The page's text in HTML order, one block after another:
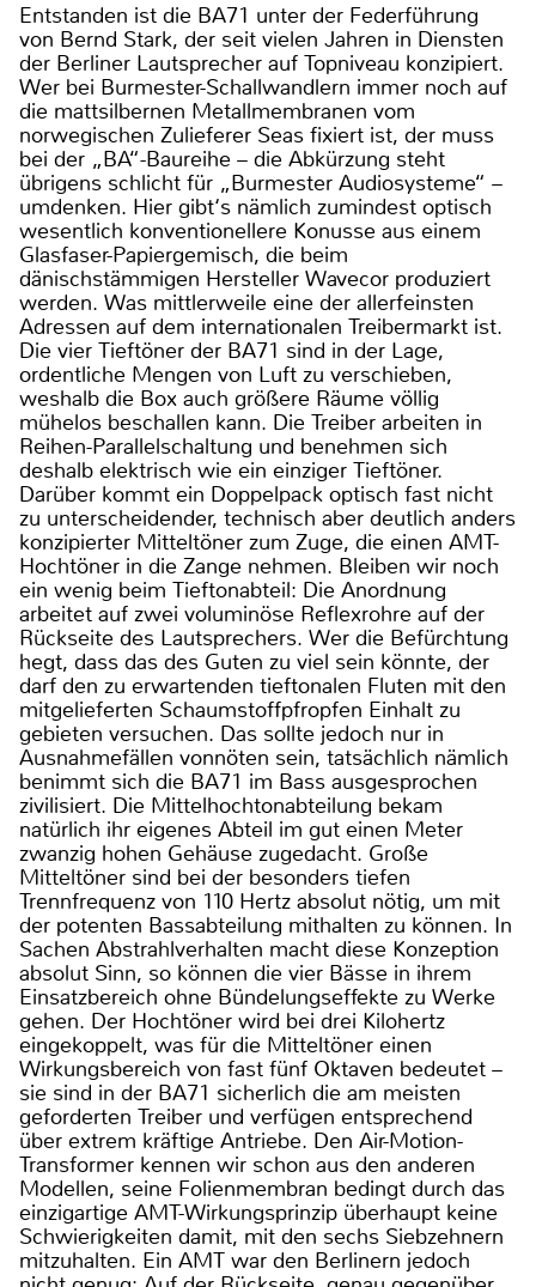
Entstanden ist die BA71 unter der Federführung
von Bernd Stark, der seit vielen Jahren in Diensten
der Berliner Lautsprecher auf Topniveau konzipiert.
Wer bei Burmester-Schallwandlern immer noch auf
die mattsilbernen Metallmembranen vom
norwegischen Zulieferer Seas fixiert ist, der muss
bei der „BA“-Baureihe – die Abkürzung steht
übrigens schlicht für „Burmester Audiosysteme“ –
umdenken. Hier gibt‘s nämlich zumindest optisch
wesentlich konventionellere Konusse aus einem
Glasfaser-Papiergemisch, die beim
dänischstämmigen Hersteller Wavecor produziert
werden. Was mittlerweile eine der allerfeinsten
Adressen auf dem internationalen Treibermarkt ist.
Die vier Tieftöner der BA71 sind in der Lage,
ordentliche Mengen von Luft zu verschieben,
weshalb die Box auch größere Räume völlig
mühelos beschallen kann. Die Treiber arbeiten in
Reihen-Parallelschaltung und benehmen sich
deshalb elektrisch wie ein einziger Tieftöner.
Darüber kommt ein Doppelpack optisch fast nicht
zu unterscheidender, technisch aber deutlich anders
konzipierter Mitteltöner zum Zuge, die einen AMT-
Hochtöner in die Zange nehmen. Bleiben wir noch
ein wenig beim Tieftonabteil: Die Anordnung
arbeitet auf zwei voluminöse Reflexrohre auf der
Rückseite des Lautsprechers. Wer die Befürchtung
hegt, dass das des Guten zu viel sein könnte, der
darf den zu erwartenden tieftonalen Fluten mit den
mitgelieferten Schaumstoffpfropfen Einhalt zu
gebieten versuchen. Das sollte jedoch nur in
Ausnahmefällen vonnöten sein, tatsächlich nämlich
benimmt sich die BA71 im Bass ausgesprochen
zivilisiert. Die Mittelhochtonabteilung bekam
natürlich ihr eigenes Abteil im gut einen Meter
zwanzig hohen Gehäuse zugedacht. Große
Mitteltöner sind bei der besonders tiefen
Trennfrequenz von 110 Hertz absolut nötig, um mit
der potenten Bassabteilung mithalten zu können. In
Sachen Abstrahlverhalten macht diese Konzeption
absolut Sinn, so können die vier Bässe in ihrem
Einsatzbereich ohne Bündelungseffekte zu Werke
gehen. Der Hochtöner wird bei drei Kilohertz
eingekoppelt, was für die Mitteltöner einen
Wirkungsbereich von fast fünf Oktaven bedeutet –
sie sind in der BA71 sicherlich die am meisten
geforderten Treiber und verfügen entsprechend
über extrem kräftige Antriebe. Den Air-Motion-
Transformer kennen wir schon aus den anderen
Modellen, seine Folienmembran bedingt durch das
einzigartige AMT-Wirkungsprinzip überhaupt keine
Schwierigkeiten damit, mit den sechs Siebzehnern
mitzuhalten. Ein AMT war den Berlinern jedoch